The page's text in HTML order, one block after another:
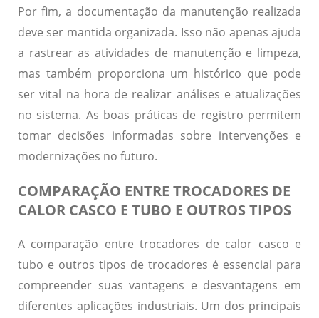
Por fim, a documentação da manutenção realizada
deve ser mantida organizada. Isso não apenas ajuda
a rastrear as atividades de manutenção e limpeza,
mas também proporciona um histórico que pode
ser vital na hora de realizar análises e atualizações
no sistema. As boas práticas de registro permitem
tomar decisões informadas sobre intervenções e
modernizações no futuro.
COMPARAÇÃO ENTRE TROCADORES DE
CALOR CASCO E TUBO E OUTROS TIPOS
A comparação entre trocadores de calor casco e
tubo e outros tipos de trocadores é essencial para
compreender suas vantagens e desvantagens em
diferentes aplicações industriais. Um dos principais